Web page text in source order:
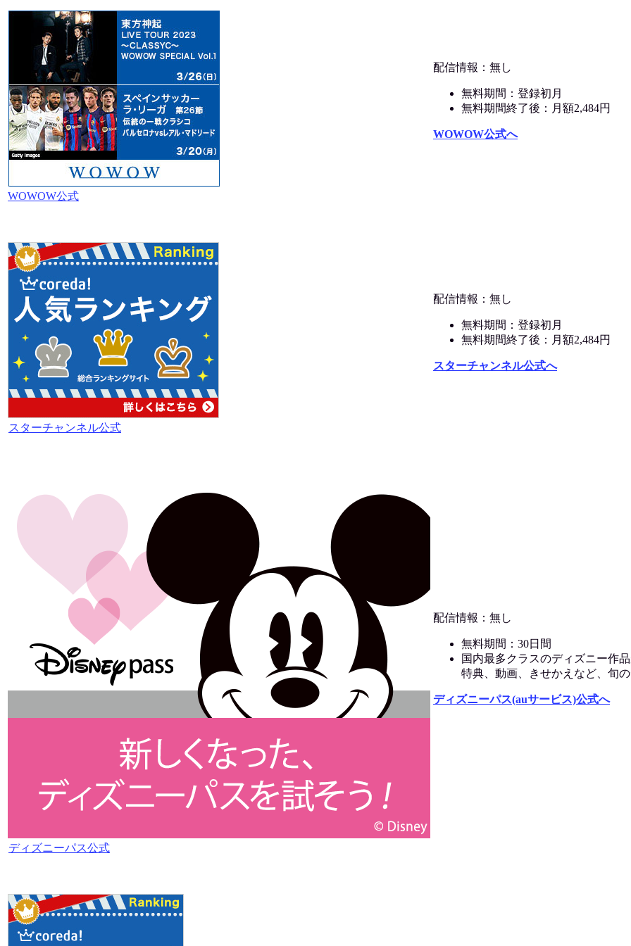
WOWOW公式
配信情報：無し
無料期間：登録初月
無料期間終了後：月額2,484円
WOWOW公式へ
スターチャンネル公式
配信情報：無し
無料期間：登録初月
無料期間終了後：月額2,484円
スターチャンネル公式へ
ディズニーパス公式
配信情報：無し
無料期間：30日間
国内最多クラスのディズニー作
特典、動画、きせかえなど、旬
ディズニーパス(auサービス)公式へ